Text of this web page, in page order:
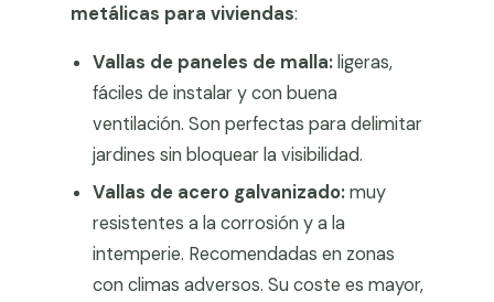
metálicas para viviendas:
Vallas de paneles de malla: ligeras,
fáciles de instalar y con buena
ventilación. Son perfectas para delimitar
jardines sin bloquear la visibilidad.
Vallas de acero galvanizado:muy
resistentes a la corrosión y a la
intemperie. Recomendadas en zonas
con climas adversos. Su coste es mayor,